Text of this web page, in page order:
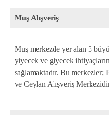
Muş Alışveriş
Muş merkezde yer alan 3
yiyecek ve giyecek
sağlamaktadır. Bu
ve Ceylan Alışveriş